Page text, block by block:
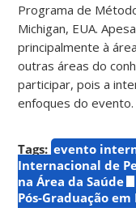
Programa de
Michigan, EUA.
principalmente à
outras áreas do
participar, pois a
enfoques do evento.
Tags: evento
Internacional de
na Área da Saúde
Pós-Graduação